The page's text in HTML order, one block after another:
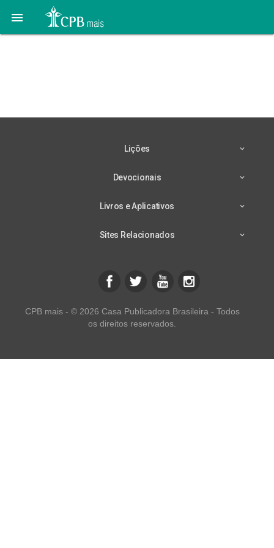

Lições
Devocionais
Livros e Aplicativos
Sites Relacionados
CPB mais - © 2026 Casa Publicadora Brasileira - Todos
os direitos reservados.